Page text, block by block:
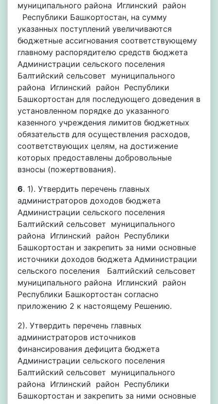
муниципального района Иглинский район
Республики Башкортостан, на сумму
указанных поступлений увеличиваются
бюджетные ассигнования соответствующему
главному распорядителю средств бюджета
Администрации сельского поселения
Балтийский сельсовет муниципального
района Иглинский район Республики
Башкортостан для последующего доведения в
установленном порядке до указанного
казенного учреждения лимитов бюджетных
обязательств для осуществления расходов,
соответствующих целям, на достижение
которых предоставлены добровольные
взносы (пожертвования).
6. 1). Утвердить перечень главных
администраторов доходов бюджета
Администрации сельского поселения
Балтийский сельсовет муниципального
района Иглинский район Республики
Башкортостан и закрепить за ними основные
источники доходов бюджета Администрации
сельского поселения Балтийский сельсовет
муниципального района Иглинский район
Республики Башкортостан согласно
приложению 2 к настоящему Решению.
2). Утвердить перечень главных
администраторов источников
финансирования дефицита бюджета
Администрации сельского поселения
Балтийский сельсовет муниципального
района Иглинский район Республики
Башкортостан и закрепить за ними основные